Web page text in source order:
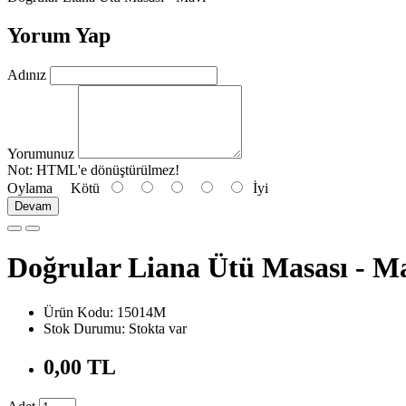
Yorum Yap
Adınız
Yorumunuz
Not: HTML'e dönüştürülmez!
Oylama Kötü İyi
Devam
Doğrular Liana Ütü Masası -
Ürün Kodu: 15014M
Stok Durumu: Stokta var
0,00 TL